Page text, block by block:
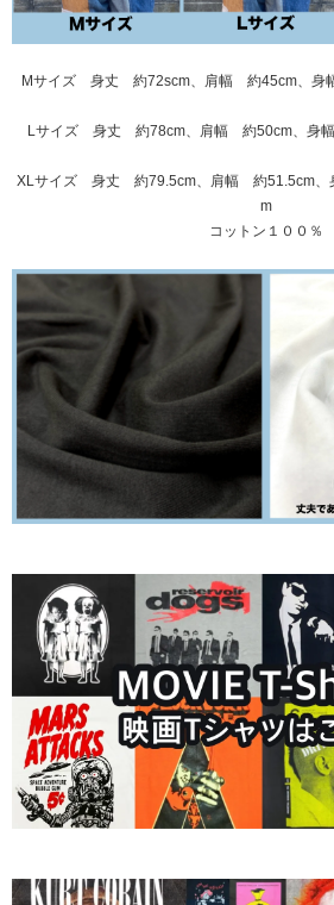
Mサイズ 身丈 約72scm、肩幅 約45cm、
Lサイズ 身丈 約78cm、肩幅 約50cm、身
XLサイズ 身丈 約79.5cm、肩幅 約51.5cm
m
コットン１００％